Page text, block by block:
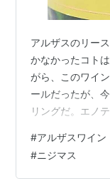
アルザスのリー
かなかったコト
がら、このワイ
ールだったが、
リングだ。エノ
から正直言って
その香味の詳細
おさら期待が高
#アルザスワイン
#ニジマス